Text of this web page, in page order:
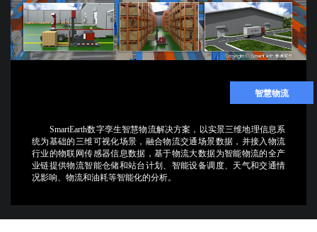
智慧物流
SmartEarth数字孪生智慧物流解决方案，以实景三维地理信息系
统为基础的三维可视化场景，融合物流交通场景数据，并接入物流
行业的物联网传感器信息数据，基于物流大数据为智能物流的全产
业链提供物流智能仓储和站台计划、智能设备调度、天气和交通情
况影响、物流和油耗等智能化的分析。